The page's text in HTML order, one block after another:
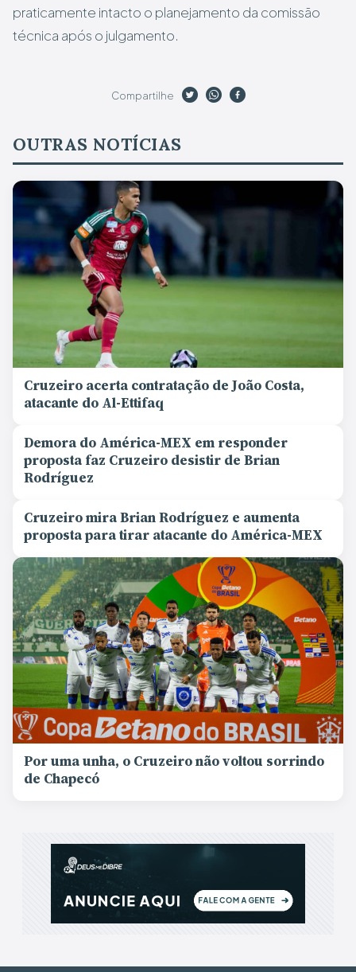
praticamente intacto o planejamento da comissão
técnica após o julgamento.
Compartilhe
OUTRAS NOTÍCIAS
Cruzeiro acerta contratação de João Costa,
atacante do Al-Ettifaq
Demora do América-MEX em responder
proposta faz Cruzeiro desistir de Brian
Rodríguez
Cruzeiro mira Brian Rodríguez e aumenta
proposta para tirar atacante do América-MEX
Por uma unha, o Cruzeiro não voltou sorrindo
de Chapecó